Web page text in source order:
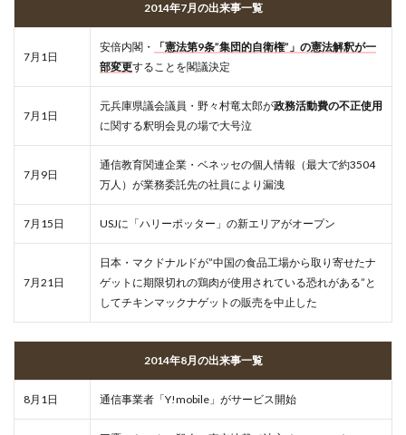
2014年7月の出来事一覧
7月1日
安倍内閣・
「憲法第9条”集団的自衛権”」の憲法解釈が一
部変更することを閣議決定
7月1日
元兵庫県議会議員・野々村竜太郎が政務活動費の不正使用
に関する釈明会見の場で大号泣
7月9日
通信教育関連企業・ベネッセの個人情報（最大で約3504
万人）が業務委託先の社員により漏洩
7月15日 USJに「ハリーポッター」の新エリアがオープン
7月21日
日本・マクドナルドが”中国の食品工場から取り寄せたナ
ゲットに期限切れの鶏肉が使用されている恐れがある”と
してチキンマックナゲットの販売を中止した
2014年8月の出来事一覧
8月1日 通信事業者「Y!mobile」がサービス開始